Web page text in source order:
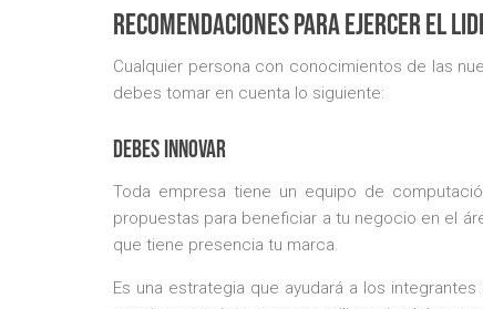
Recomendaciones para ejercer el
Cualquier persona con conocimientos de las
debes tomar en cuenta lo siguiente:
Debes innovar
Toda empresa tiene un equipo de
propuestas para beneficiar a tu negocio en el
que tiene presencia tu marca.
Es una estrategia que ayudará a los